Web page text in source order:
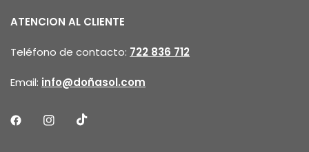
ATENCION AL CLIENTE
Teléfono de contacto: 722 836 712
Email: info@doñasol.com